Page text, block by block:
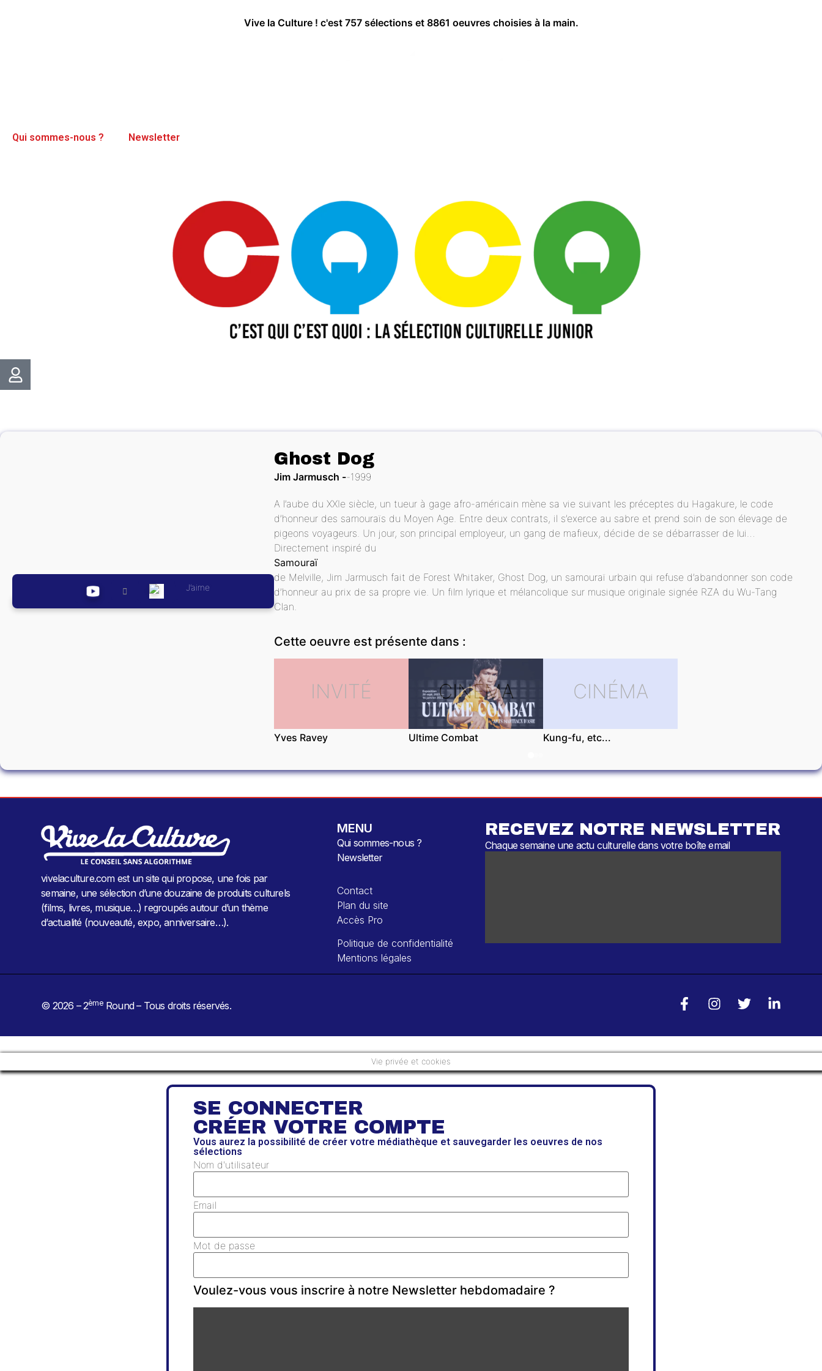
Vive la Culture ! c'est 757 sélections et 8861 oeuvres choisies à la main.
Qui sommes-nous ? Newsletter
J’aime
Ghost Dog
Jim Jarmusch 1999
A l’aube du XXIe siècle, un tueur à gage afro-américain mène sa vie suivant les préceptes du Hagakure, le code
d’honneur des samouraïs du Moyen Age. Entre deux contrats, il s’exerce au sabre et prend soin de son élevage de
pigeons voyageurs. Un jour, son principal employeur, un gang de mafieux, décide de se débarrasser de lui…
Directement inspiré du
Samouraï
de Melville, Jim Jarmusch fait de Forest Whitaker, Ghost Dog, un samouraï urbain qui refuse d’abandonner son code
d’honneur au prix de sa propre vie. Un film lyrique et mélancolique sur musique originale signée RZA du Wu-Tang
Clan.
Cette oeuvre est présente dans :
INVITÉ
Yves Ravey
CINÉMA
Ultime Combat
CINÉMA
Kung-fu, etc...
vivelaculture.com est un site qui propose, une fois par
semaine, une sélection d’une douzaine de produits culturels
(films, livres, musique…) regroupés autour d’un thème
d’actualité (nouveauté, expo, anniversaire…).
MENU
Qui sommes-nous ?
Newsletter
Contact
Plan du site
Accès Pro
Politique de confidentialité
Mentions légales
RECEVEZ NOTRE NEWSLETTER
Chaque semaine une actu culturelle dans votre boîte email
© 2026 – 2èmeRound – Tous droits réservés.
Vie privée et cookies
SE CONNECTER
CRÉER VOTRE COMPTE
Vous aurez la possibilité de créer votre médiathèque et sauvegarder les oeuvres de nos
sélections
Nom d'utilisateur
Email
Mot de passe
Voulez-vous vous inscrire à notre Newsletter hebdomadaire ?